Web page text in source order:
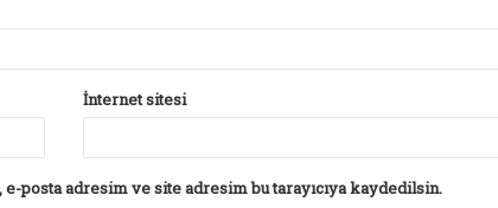
İnternet sitesi
posta adresim ve site adresim bu tarayıcıya kaydedilsin.